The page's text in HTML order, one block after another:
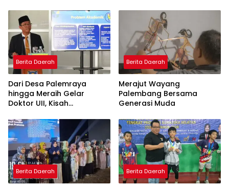
Model Pembelajaran
Nagham Al-Qur’an di UMM
Berita Daerah
Dari Desa Palemraya
hingga Meraih Gelar
Doktor UII, Kisah
Yogyakarta yang Pernah
Menjadi Driver Taksi Online
Berita Daerah
Merajut Wayang
Palembang Bersama
Generasi Muda
Berita Daerah Berita Daerah